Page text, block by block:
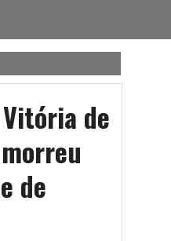
de
de